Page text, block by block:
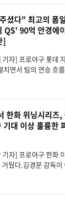
셨다" 최고의 폼
90억 안경에
]
자] 프로야구 롯데
면서 팀의 연승 흐
한화 위닝시리즈,
대 이상 훌륭한
자] 프로야구 한화
뒀다.김경문 감독